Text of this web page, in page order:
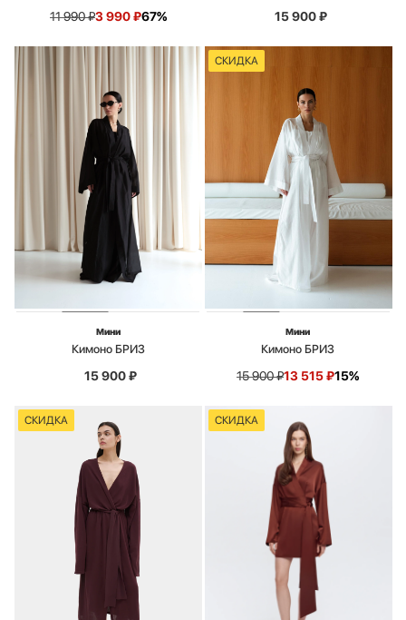
11 990₽3 990₽67% 15 900₽
Мини
Кимоно БРИЗ
15 900₽
СКИДКА
Мини
Кимоно БРИЗ
15 900₽13 515₽15%
СКИДКА СКИДКА